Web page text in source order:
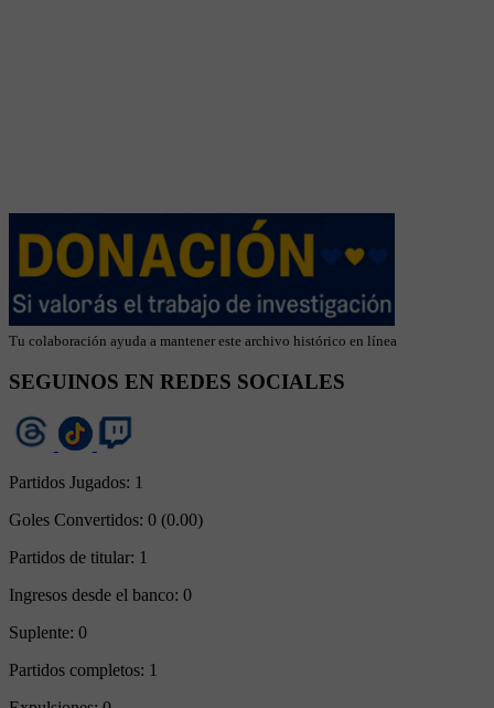
Tu colaboración ayuda a mantener este archivo histórico en línea
SEGUINOS EN REDES SOCIALES
Partidos Jugados: 1
Goles Convertidos: 0 (0.00)
Partidos de titular: 1
Ingresos desde el banco: 0
Suplente: 0
Partidos completos: 1